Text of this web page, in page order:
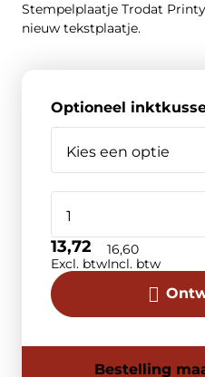
Stempelplaatje Trodat
nieuw tekstplaatje.
Optioneel
13,72
Excl. btw
16,60
Incl. btw
Bestelling